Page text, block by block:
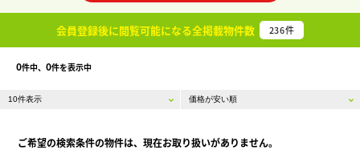
会員登録後に閲覧可能になる全掲載物件数 236件
0件中、 0件を表示中
ご希望の検索条件の物件は、現在お取り扱いがありません。